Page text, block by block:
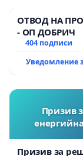
ОТВОД НА
- ОП ДОБРИЧ
404 подписи
Уведомление
Призив
Призив за